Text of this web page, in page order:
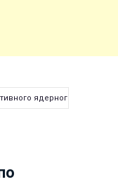
ядерного удару по